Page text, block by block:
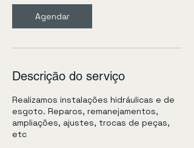
Agendar
Descrição do serviço
Realizamos instalações hidráulicas e de
esgoto. Reparos, remanejamentos,
ampliações, ajustes, trocas de peças,
etc